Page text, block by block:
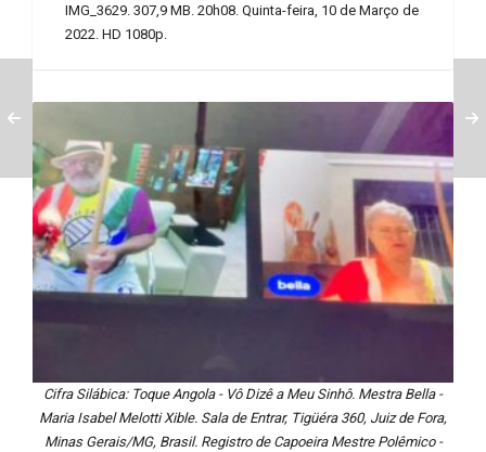
IMG_3629. 307,9 MB. 20h08. Quinta-feira, 10 de Março de
2022. HD 1080p.
Cifra Silábica: Toque Angola - Vô Dizê a Meu Sinhô. Mestra Bella -
Maria Isabel Melotti Xible. Sala de Entrar, Tigüéra 360, Juiz de Fora,
Minas Gerais/MG, Brasil. Registro de Capoeira Mestre Polêmico -